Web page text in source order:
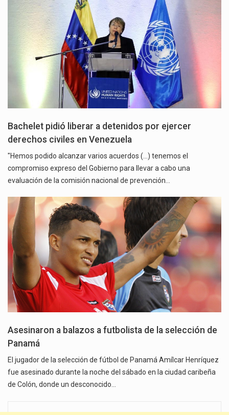
Bachelet pidió liberar a detenidos por ejercer
derechos civiles en Venezuela
"Hemos podido alcanzar varios acuerdos (…) tenemos el
compromiso expreso del Gobierno para llevar a cabo una
evaluación de la comisión nacional de prevención…
Asesinaron a balazos a futbolista de la selección de
Panamá
El jugador de la selección de fútbol de Panamá Amílcar Henríquez
fue asesinado durante la noche del sábado en la ciudad caribeña
de Colón, donde un desconocido…